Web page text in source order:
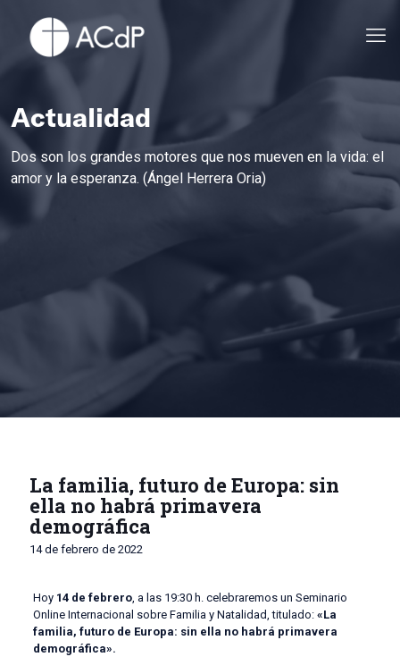
Actualidad
Dos son los grandes motores que nos mueven en la vida: el
amor y la esperanza. (Ángel Herrera Oria)
La familia, futuro de Europa: sin
ella no habrá primavera
demográfica
14 de febrero de 2022
Hoy 14 de febrero, a las 19:30 h. celebraremos un Seminario
Online Internacional sobre Familia y Natalidad, titulado:«La
familia, futuro de Europa: sin ella no habrá primavera
demográfica».